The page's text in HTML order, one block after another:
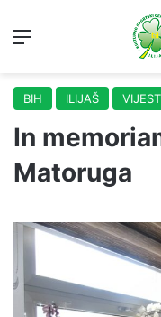
BIH ILIJAŠ
In
Matoruga